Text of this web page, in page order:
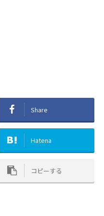
Share
Hatena
コピーする